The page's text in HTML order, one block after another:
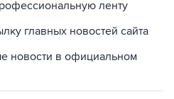
новости в официальном